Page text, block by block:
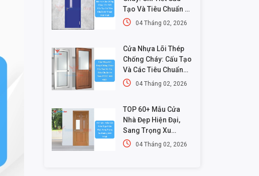
Tạo Và Tiêu Chuẩn Kỹ
Thuật Mới Nhất
04 Tháng 02, 2026
Cửa Nhựa Lõi Thép
Chống Cháy: Cấu Tạo
Và Các Tiêu Chuẩn
An Toàn PCCC Mới
04 Tháng 02, 2026
TOP 60+ Mẫu Cửa
Nhà Đẹp Hiện Đại,
Sang Trọng Xu
Hướng Mới Nhất
04 Tháng 02, 2026